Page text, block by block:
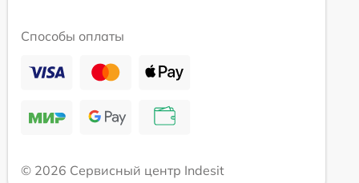
Способы оплаты
© 2026 Сервисный центр Indesit